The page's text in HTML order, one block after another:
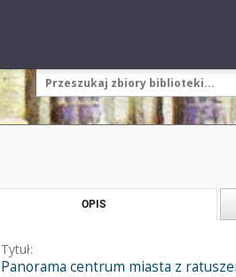
OPIS
Tytuł:
Panorama centrum miasta z